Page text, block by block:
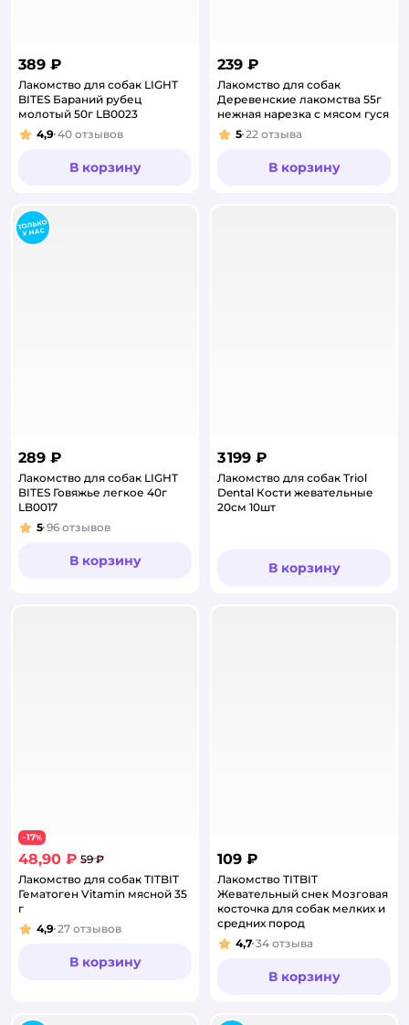
389 ₽
Лакомство для собак LIGHT
BITES Бараний рубец
молотый 50г LB0023
Рейтинг:
4,9 40 отзывов
В корзину
239 ₽
Лакомство для собак
Деревенские лакомства 55г
нежная нарезка с мясом гуся
Рейтинг:
5 22 отзыва
В корзину
289 ₽
Лакомство для собак LIGHT
BITES Говяжье легкое 40г
LB0017
Рейтинг:
5 96 отзывов
В корзину
3 199 ₽
Лакомство для собак Triol
Dental Кости жевательные
20см 10шт
В корзину
−17%
48,90 ₽ 59 ₽
Лакомство для собак TITBIT
Гематоген Vitamin мясной 35
г
Рейтинг:
4,9 27 отзывов
В корзину
109 ₽
Лакомство TITBIT
Жевательный снек Мозговая
косточка для собак мелких и
средних пород
Рейтинг:
4,7 34 отзыва
В корзину